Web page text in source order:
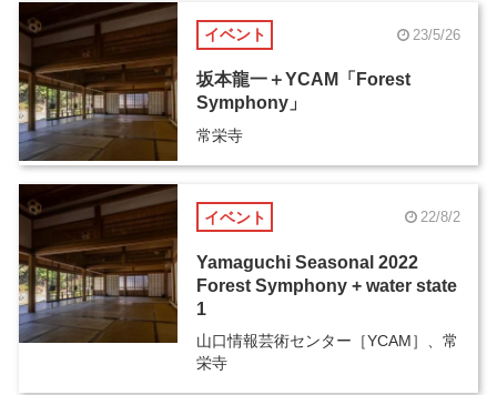
イベント 23/5/26
坂本龍一＋YCAM「Forest
Symphony」
常栄寺
イベント 22/8/2
Yamaguchi Seasonal 2022
Forest Symphony + water state
1
山口情報芸術センター［YCAM］、常
栄寺